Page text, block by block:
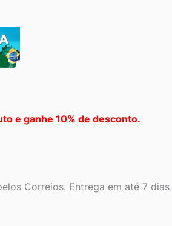
e ganhe 10% de desconto.
Correios. Entrega em até 7 dias.